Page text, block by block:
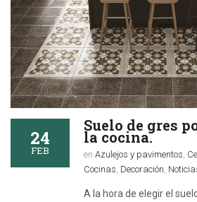
24
FEB
Suelo de gres
la cocina.
en Azulejos y pavimentos,
Cocinas, Decoración,
A la hora de elegir el